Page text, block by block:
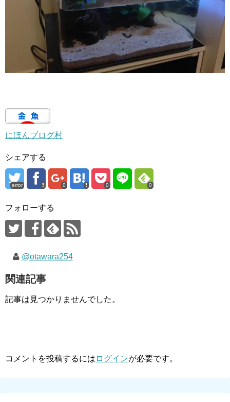
にほんブログ村
シェアする
error 0 0 0
フォローする
@otawara254
関連記事
記事は見つかりませんでした。
コメントを投稿するには ログインが必要です。